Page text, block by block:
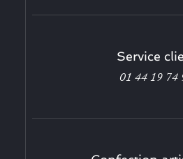
Service
01 44 19 74